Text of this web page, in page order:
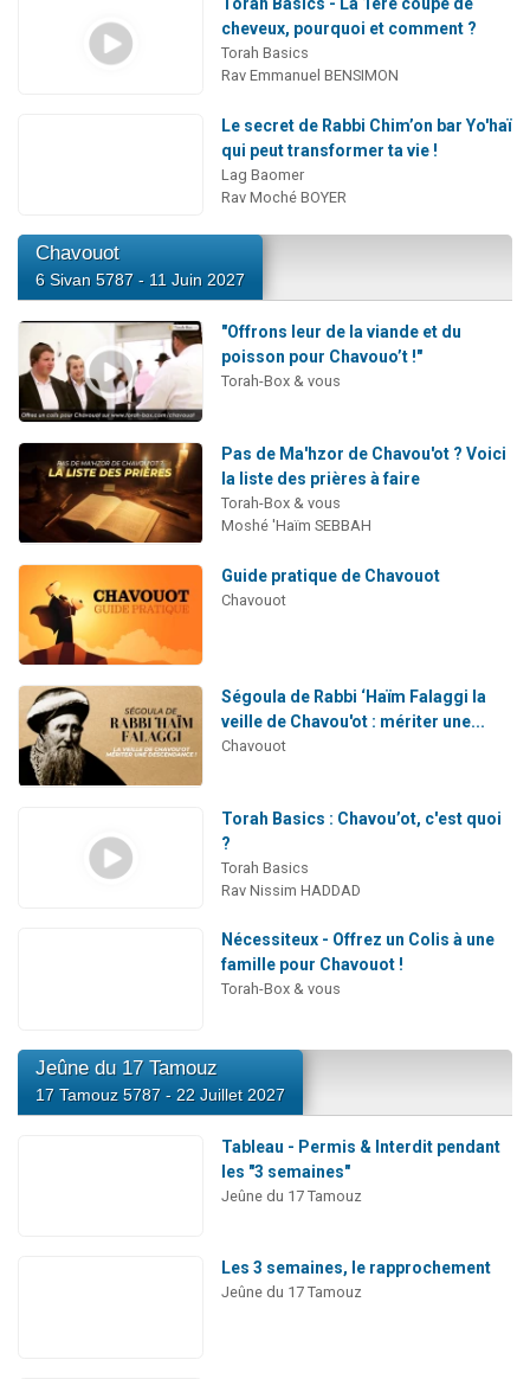
cheveux, pourquoi et comment ?
Torah Basics
Rav Emmanuel BENSIMON
Le secret de Rabbi Chim’on bar Yo'haï
qui peut transformer ta vie !
Lag Baomer
Rav Moché BOYER
Chavouot
6 Sivan 5787 - 11 Juin 2027
"Offrons leur de la viande et du
poisson pour Chavouo’t !"
Torah-Box & vous
Pas de Ma'hzor de Chavou'ot ? Voici
la liste des prières à faire
Torah-Box & vous
Moshé 'Haïm SEBBAH
Guide pratique de Chavouot
Chavouot
Ségoula de Rabbi ‘Haïm Falaggi la
veille de Chavou'ot : mériter une...
Chavouot
Torah Basics : Chavou’ot, c'est quoi
?
Torah Basics
Rav Nissim HADDAD
Nécessiteux - Offrez un Colis à une
famille pour Chavouot !
Torah-Box & vous
Jeûne du 17 Tamouz
17 Tamouz 5787 - 22 Juillet 2027
Tableau - Permis & Interdit pendant
les "3 semaines"
Jeûne du 17 Tamouz
Les 3 semaines, le rapprochement
Jeûne du 17 Tamouz